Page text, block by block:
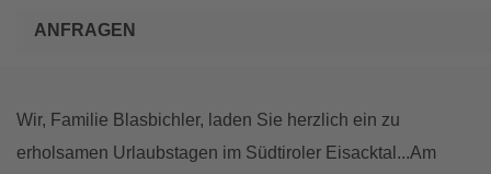
ANFRAGEN
Wir, Familie Blasbichler, laden Sie herzlich ein zu
erholsamen Urlaubstagen im Südtiroler Eisacktal...Am